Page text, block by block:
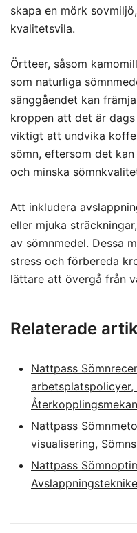
skapa en mörk
kvalitetsvila.
Örtteer, såsom
som naturliga
sänggåendet kan
kroppen att det är
viktigt att undvika
sömn, eftersom det
och minska
Att inkludera
eller mjuka
av sömnmedel. Dessa
stress och förbereda
lättare att övergå från
Relaterade
Nattpass
Nattpass
visualisering,
Nattpass